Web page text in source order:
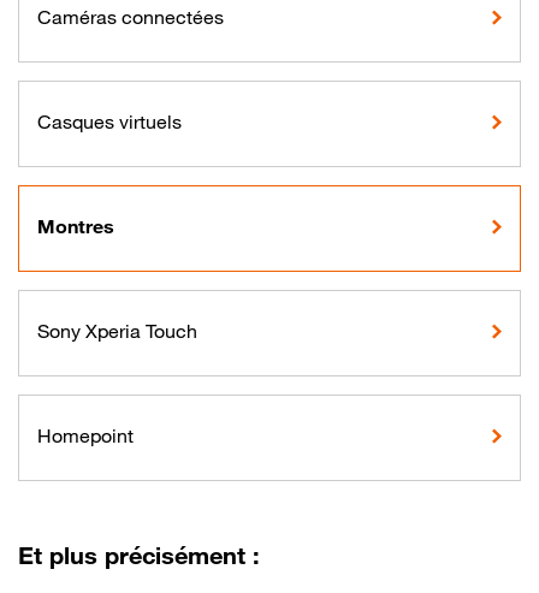
Caméras connectées
Casques virtuels
Montres
Sony Xperia Touch
Homepoint
Et plus précisément :